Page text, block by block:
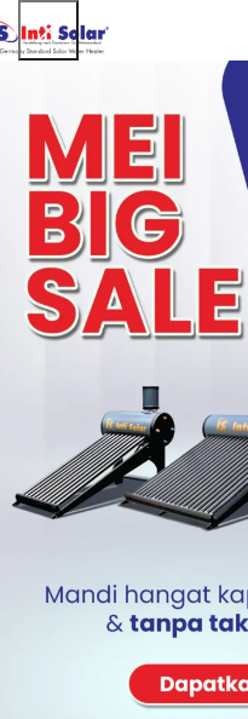
Air Hangat Dari
Baik
tenaga Surya
Penghasil air hangat
ibu hamil. Sebab, air